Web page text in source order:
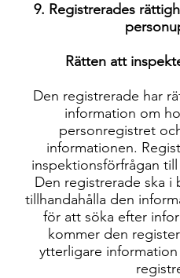
9. Registrerades
Rätten att
Den registrerade har
information om
personregistret
informationen.
inspektionsförfrågan till
Den registrerade ska i
tillhandahålla den
för att söka efter
kommer den
ytterligare